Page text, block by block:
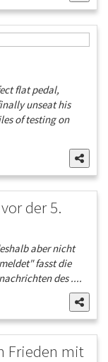
flat pedal,
unseat his
of testing on
der 5.
aber nicht
fasst die
des ....
Frieden mit